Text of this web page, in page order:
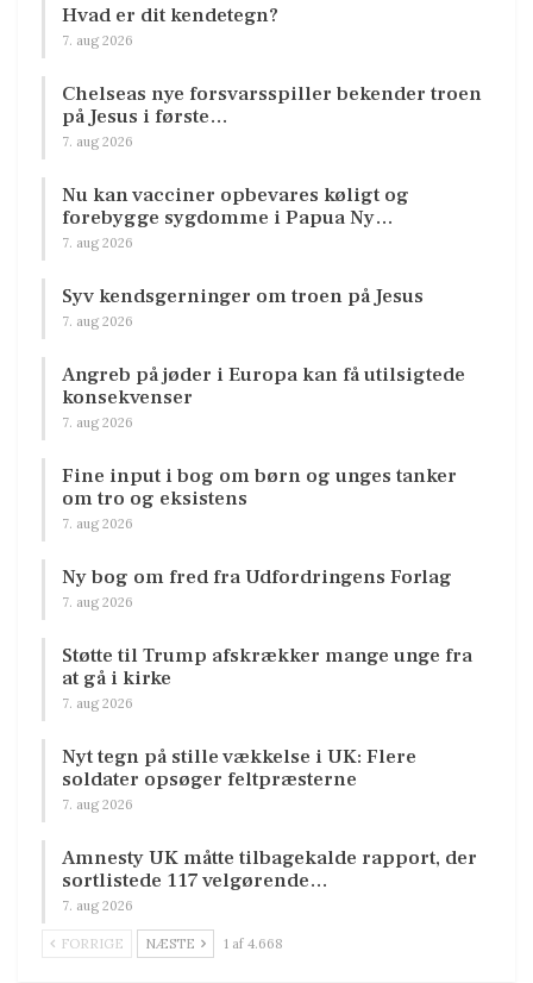
Hvad er dit kendetegn?
7. aug 2026
Chelseas nye forsvarsspiller bekender troen
på Jesus i første…
7. aug 2026
Nu kan vacciner opbevares køligt og
forebygge sygdomme i Papua Ny…
7. aug 2026
Syv kendsgerninger om troen på Jesus
7. aug 2026
Angreb på jøder i Europa kan få utilsigtede
konsekvenser
7. aug 2026
Fine input i bog om børn og unges tanker
om tro og eksistens
7. aug 2026
Ny bog om fred fra Udfordringens Forlag
7. aug 2026
Støtte til Trump afskrækker mange unge fra
at gå i kirke
7. aug 2026
Nyt tegn på stille vækkelse i UK: Flere
soldater opsøger feltpræsterne
7. aug 2026
Amnesty UK måtte tilbagekalde rapport, der
sortlistede 117 velgørende…
7. aug 2026
FORRIGE NÆSTE 1 af 4.668